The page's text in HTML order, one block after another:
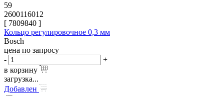
59
2600116012
[ 7809840 ]
Кольцо регулировочное 0,3 мм
Bosch
цена по запросу
-
+
в корзину
загрузка...
Добавлен